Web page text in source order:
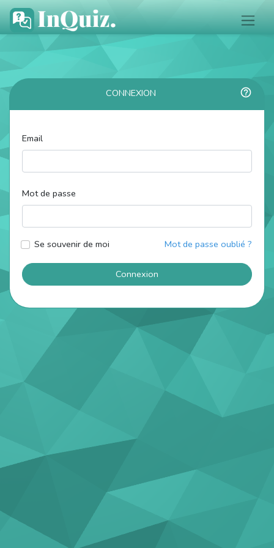
CONNEXION help_outline
Email
Mot de passe
Se souvenir de moi Mot de passe oublié ?
Connexion